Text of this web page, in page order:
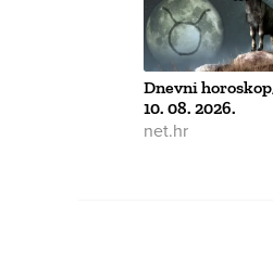
Dnevni
10. 08. 2026.
net.hr